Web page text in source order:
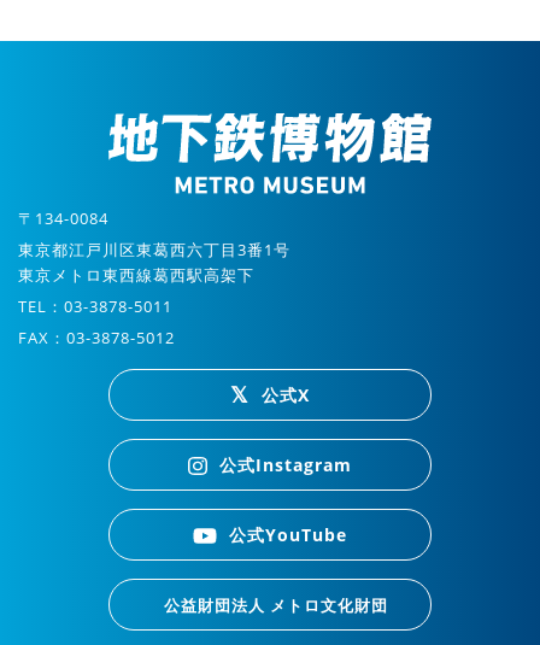
〒134-0084
東京都江戸川区東葛西六丁目3番1号
東京メトロ東西線葛西駅高架下
TEL：03-3878-5011
FAX：03-3878-5012
公式X
公式Instagram
公式YouTube
公益財団法人 メトロ文化財団